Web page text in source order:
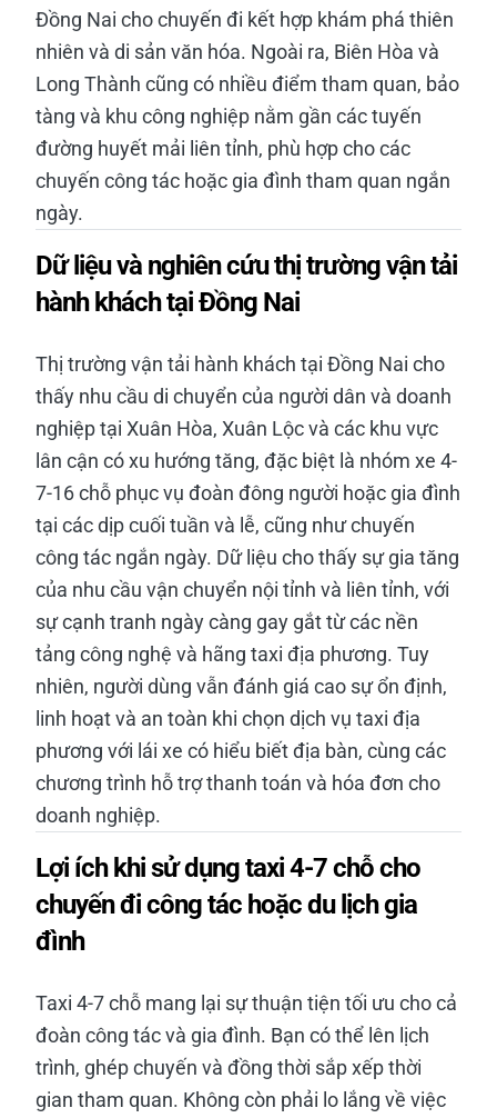
Đồng Nai cho chuyến đi kết hợp khám phá thiên
nhiên và di sản văn hóa. Ngoài ra, Biên Hòa và
Long Thành cũng có nhiều điểm tham quan, bảo
tàng và khu công nghiệp nằm gần các tuyến
đường huyết mải liên tỉnh, phù hợp cho các
chuyến công tác hoặc gia đình tham quan ngắn
ngày.
Dữ liệu và nghiên cứu thị trường vận tải
hành khách tại Đồng Nai
Thị trường vận tải hành khách tại Đồng Nai cho
thấy nhu cầu di chuyển của người dân và doanh
nghiệp tại Xuân Hòa, Xuân Lộc và các khu vực
lân cận có xu hướng tăng, đặc biệt là nhóm xe 4-
7-16 chỗ phục vụ đoàn đông người hoặc gia đình
tại các dịp cuối tuần và lễ, cũng như chuyến
công tác ngắn ngày. Dữ liệu cho thấy sự gia tăng
của nhu cầu vận chuyển nội tỉnh và liên tỉnh, với
sự cạnh tranh ngày càng gay gắt từ các nền
tảng công nghệ và hãng taxi địa phương. Tuy
nhiên, người dùng vẫn đánh giá cao sự ổn định,
linh hoạt và an toàn khi chọn dịch vụ taxi địa
phương với lái xe có hiểu biết địa bàn, cùng các
chương trình hỗ trợ thanh toán và hóa đơn cho
doanh nghiệp.
Lợi ích khi sử dụng taxi 4-7 chỗ cho
chuyến đi công tác hoặc du lịch gia
đình
Taxi 4-7 chỗ mang lại sự thuận tiện tối ưu cho cả
đoàn công tác và gia đình. Bạn có thể lên lịch
trình, ghép chuyến và đồng thời sắp xếp thời
gian tham quan. Không còn phải lo lắng về việc